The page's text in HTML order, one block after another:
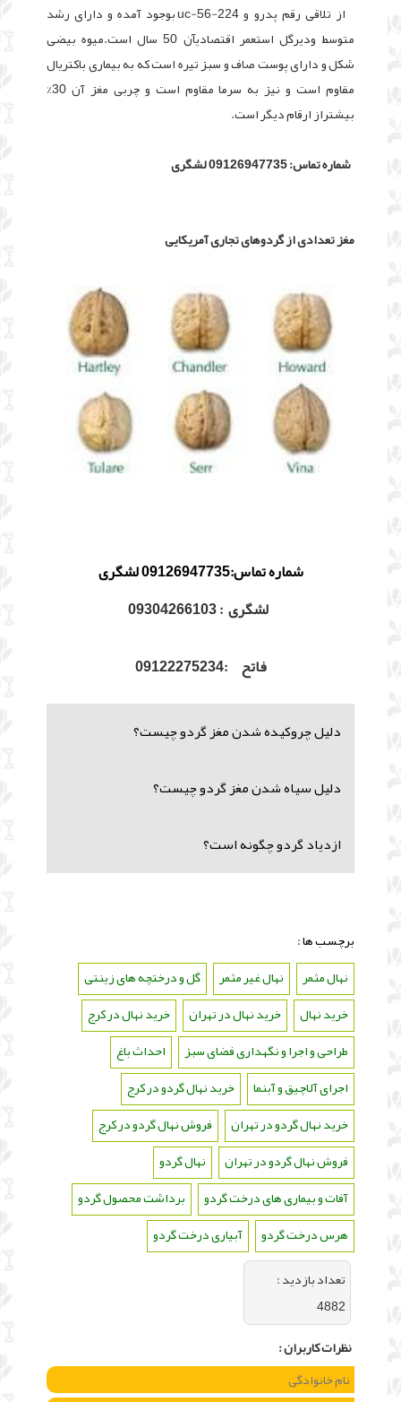
از تلاقی رقم پدرو و uc-56-224 بوجود آمده و دارای رشد
متوسط ودیرگل استعمر اقتصادیآن 50 سال است.میوه بیضی
شکل و دارای پوست صاف و سبز تیره است که به بیماری باکتریال
مقاوم است و نیز به سرما مقاوم است و چربی مغز آن 30%
بیشتراز ارقام دیگر است.
شماره تماس: 09126947735 لشگری
مغز تعدادی از گردوهای تجاری آمریکایی
شماره تماس:09126947735 لشگری
لشگری : 09304266103
فاتح :09122275234
دلیل چروکیده شدن مغز گردو چیست؟
دلیل سیاه شدن مغز گردو چیست؟
ازدیاد گردو چگونه است؟
برچسب ها :
نهال مثمر
نهال غیر مثمر گل و درختچه های زینتی
خرید نهال
خرید نهال در تهران خرید نهال در کرج
طراحی و اجرا و نگهداری فضای سبز
احداث باغ
اجرای آلاچیق و آبنما
خرید نهال گردو در کرج
خرید نهال گردو در تهران
فروش نهال گردو در کرج
فروش نهال گردو در تهران
نهال گردو
آفات و بیماری های درخت گردو
برداشت محصول گردو
هرس درخت گردو
آبیاری درخت گردو
تعداد بازديد :
4882
نظرات كاربران :